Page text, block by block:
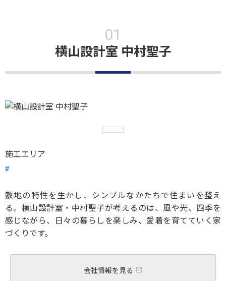
横山設計室 中村聖子
施工エリア
敷地の特性を生かし、シンプルなかたちで住まいを整え
る。横山設計室・中村聖子が考えるのは、風や光、四季を
感じながら、日々の暮らしを楽しみ、愛着を育てていく家
づくりです。
会社情報を見る